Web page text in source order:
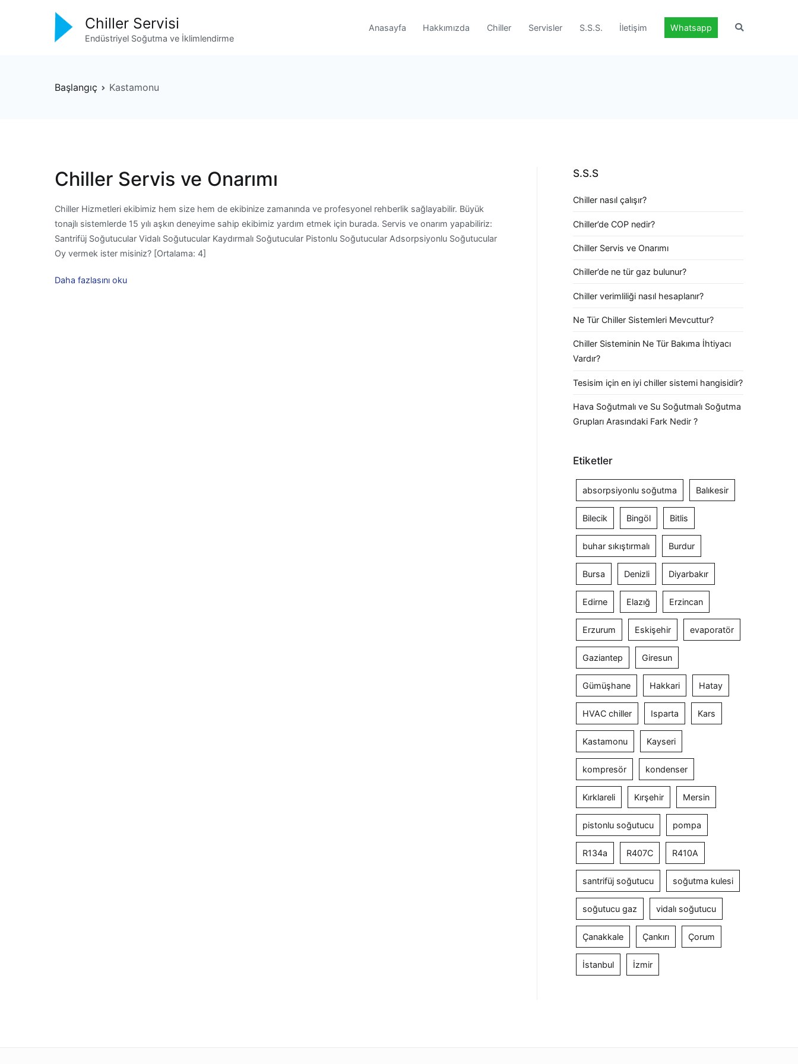
Chiller Servisi
Endüstriyel Soğutma ve İklimlendirme
Anasayfa Hakkımızda Chiller Servisler S.S.S. İletişim Whatsapp
Başlangıç Kastamonu
Chiller Servis ve Onarımı
Chiller Hizmetleri ekibimiz hem size hem de ekibinize zamanında ve profesyonel rehberlik sağlayabilir. Büyük
tonajlı sistemlerde 15 yılı aşkın deneyime sahip ekibimiz yardım etmek için burada. Servis ve onarım yapabiliriz:
Santrifüj Soğutucular Vidalı Soğutucular Kaydırmalı Soğutucular Pistonlu Soğutucular Adsorpsiyonlu Soğutucular
Oy vermek ister misiniz? [Ortalama: 4]
Daha fazlasını oku
S.S.S
Chiller nasıl çalışır?
Chiller’de COP nedir?
Chiller Servis ve Onarımı
Chiller’de ne tür gaz bulunur?
Chiller verimliliği nasıl hesaplanır?
Ne Tür Chiller Sistemleri Mevcuttur?
Chiller Sisteminin Ne Tür Bakıma İhtiyacı
Vardır?
Tesisim için en iyi chiller sistemi hangisidir?
Hava Soğutmalı ve Su Soğutmalı Soğutma
Grupları Arasındaki Fark Nedir ?
Etiketler
absorpsiyonlu soğutma Balıkesir
Bilecik Bingöl Bitlis
buhar sıkıştırmalı Burdur
Bursa Denizli Diyarbakır
Edirne Elazığ Erzincan
Erzurum Eskişehir evaporatör
Gaziantep Giresun
Gümüşhane Hakkari Hatay
HVAC chiller Isparta Kars
Kastamonu Kayseri
kompresör kondenser
Kırklareli Kırşehir Mersin
pistonlu soğutucu pompa
R134a R407C R410A
santrifüj soğutucu soğutma kulesi
soğutucu gaz vidalı soğutucu
Çanakkale Çankırı Çorum
İstanbul İzmir